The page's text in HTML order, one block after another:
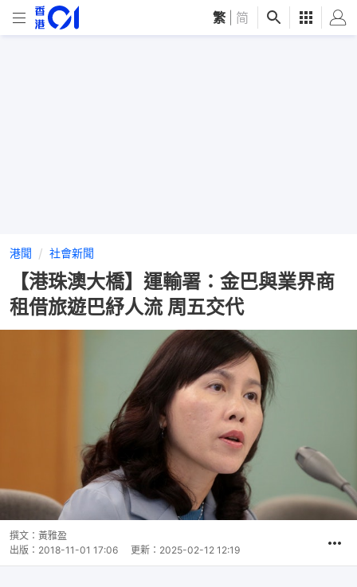
繁 简
港聞 社會新聞
【港珠澳大橋】運輸署：金巴與業界商
租借旅遊巴紓人流 周五交代
撰文： 黃雅盈
出版： 2018-11-01 17:06 更新： 2025-02-12 12:19